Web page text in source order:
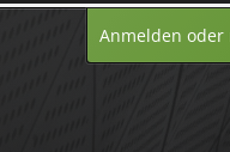
Anmelden